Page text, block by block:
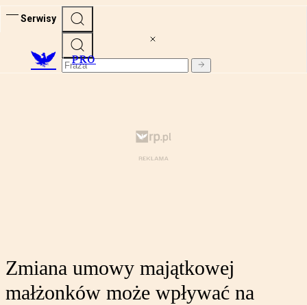
Serwisy
PRO
Zmiana umowy majątkowej
małżonków może wpływać na